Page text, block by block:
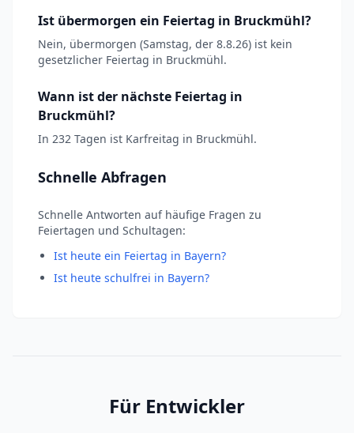
Ist übermorgen ein Feiertag in Bruckmühl?
Nein, übermorgen (Samstag, der 8.8.26) ist kein
gesetzlicher Feiertag in Bruckmühl.
Wann ist der nächste Feiertag in
Bruckmühl?
In 232 Tagen ist Karfreitag in Bruckmühl.
Schnelle Abfragen
Schnelle Antworten auf häufige Fragen zu
Feiertagen und Schultagen:
Ist heute ein Feiertag in Bayern?
Ist heute schulfrei in Bayern?
Für Entwickler